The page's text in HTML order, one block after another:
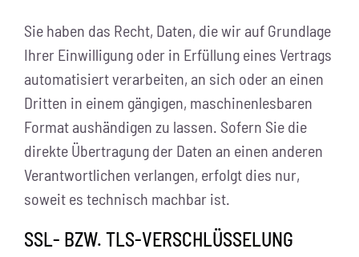
Sie haben das Recht, Daten, die wir auf Grundlage
Ihrer Einwilligung oder in Erfüllung eines Vertrags
automatisiert verarbeiten, an sich oder an einen
Dritten in einem gängigen, maschinenlesbaren
Format aushändigen zu lassen. Sofern Sie die
direkte Übertragung der Daten an einen anderen
Verantwortlichen verlangen, erfolgt dies nur,
soweit es technisch machbar ist.
SSL- BZW. TLS-VERSCHLÜSSELUNG